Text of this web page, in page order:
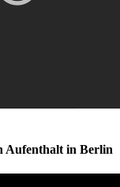
Aufenthalt in Berlin